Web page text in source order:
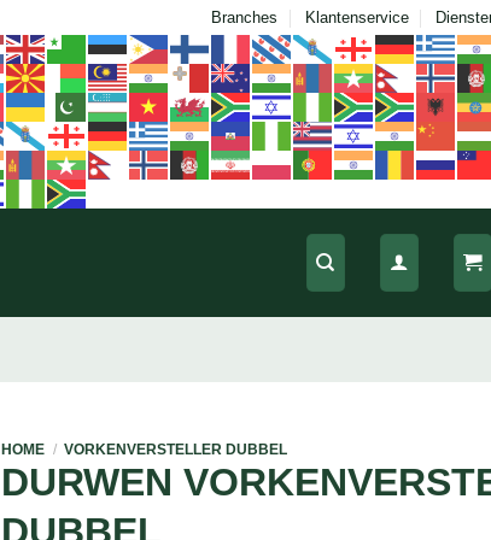
Branches Klantenservice
HOME / VORKENVERSTELLER DUBBEL
DURWEN
DUBBEL